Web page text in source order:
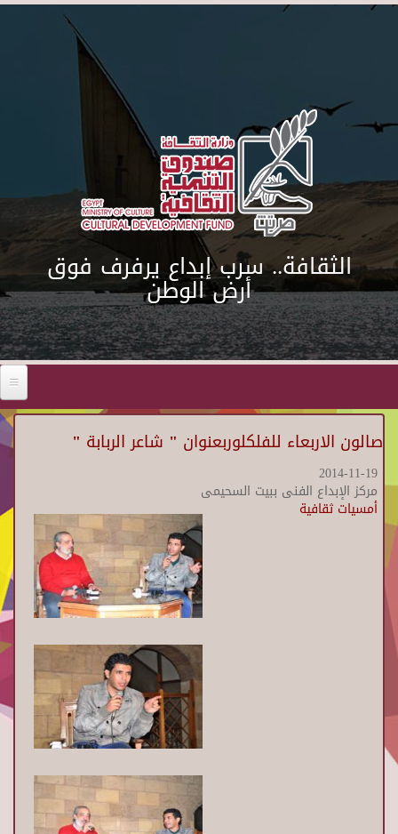
Skip to main content
الثقافة.. سرب إبداع يرفرف فوق
أرض الوطن
صالون الاربعاء للفلكلوربعنوان " شاعر الربابة "
2014-11-19
مركز الإبداع الفنى ببيت السحيمى
أمسيات ثقافية